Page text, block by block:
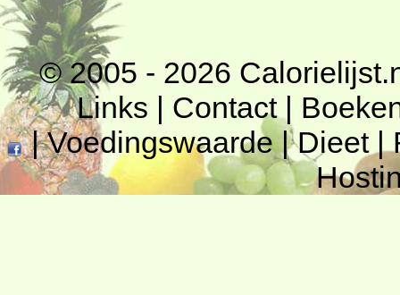
© 2005 - 2026
Links | Contact|
|Voedingswaarde|Dieet|